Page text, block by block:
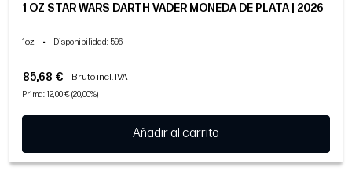
1 OZ STAR WARS DARTH VADER MONEDA DE PLATA | 2026
1oz • Disponibilidad: 596
85,68 € Bruto incl. IVA
Prima: 12,00 € (20,00%)
Añadir al carrito